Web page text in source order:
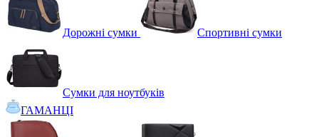
Дорожні сумки Спортивні сумки
Сумки для ноутбуків
ГАМАНЦІ